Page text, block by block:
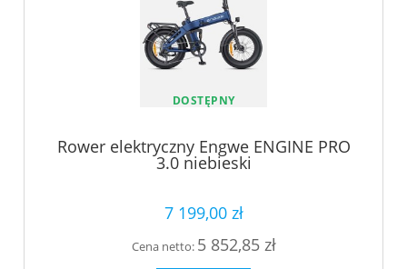
DOSTĘPNY
Rower elektryczny Engwe ENGINE PRO
3.0 niebieski
7 199,00 zł
Cena netto: 5 852,85 zł